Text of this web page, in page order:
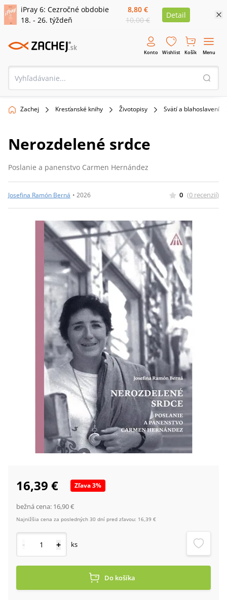
iPray 6: Cezročné obdobie
18. - 26. týždeň
8,80 €
10,00 €
Detail
Konto Wishlist Košík Menu
Zachej Kresťanské knihy Životopisy Svätí a blahoslavení
Nerozdelené srdce
Poslanie a panenstvo Carmen Hernández
Josefina Ramón Berná • 2026 0 (0 recenzií)
16,39 € Zľava3%
bežná cena: 16,90 €
Najnižšia cena za posledných 30 dní pred zľavou: 16,39 €
- + ks
Do košíka